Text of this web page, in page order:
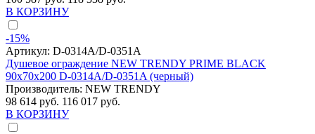
В КОРЗИНУ
-15%
Артикул: D-0314A/D-0351A
Душевое ограждение NEW TRENDY PRIME BLACK
90x70x200 D-0314A/D-0351A (черный)
Производитель: NEW TRENDY
98 614 руб. 116 017 руб.
В КОРЗИНУ